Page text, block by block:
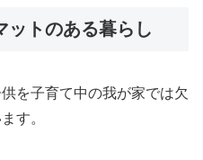
ットのある暮らし
を子育て中の我が家では欠
す。